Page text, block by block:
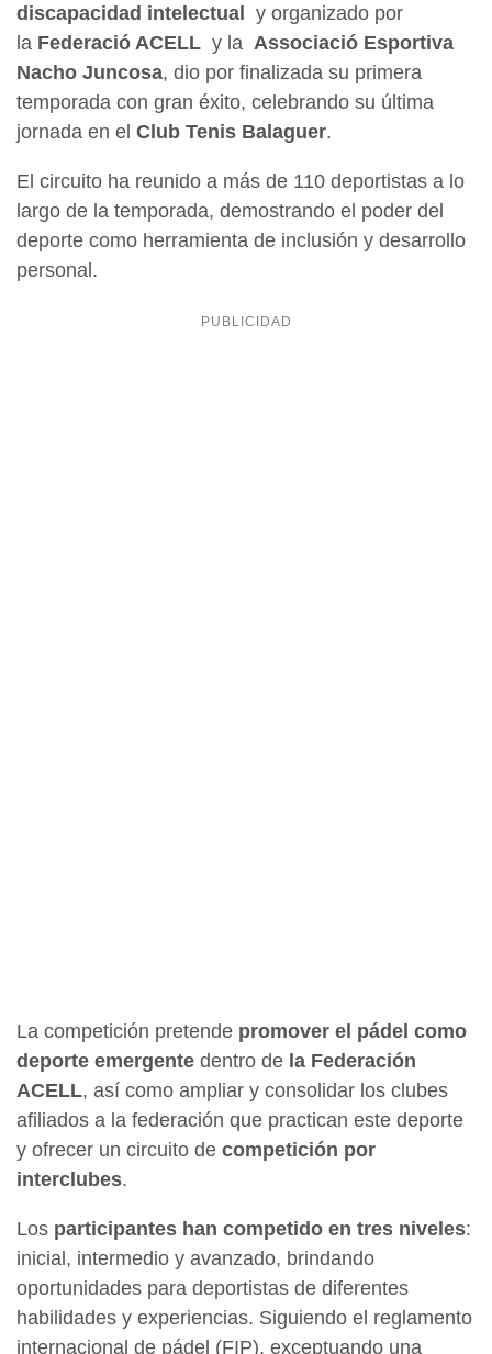
discapacidad intelectual
y organizado por
la Federació ACELL y la Associació Esportiva
Nacho Juncosa, dio por finalizada su primera
temporada con gran éxito, celebrando su última
jornada en el Club Tenis Balaguer.
El circuito ha reunido a más de 110 deportistas a lo
largo de la temporada, demostrando el poder del
deporte como herramienta de inclusión y desarrollo
personal.
La competición pretende promover el pádel como
deporte emergente dentro de la Federación
ACELL, así como ampliar y consolidar los clubes
afiliados a la federación que practican este deporte
y ofrecer un circuito de competición por
interclubes.
Los participantes han competido en tres niveles:
inicial, intermedio y avanzado, brindando
oportunidades para deportistas de diferentes
habilidades y experiencias. Siguiendo el reglamento
internacional de pádel (FIP), exceptuando una